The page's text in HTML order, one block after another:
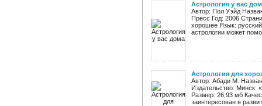
Астрология у вас
Автор: Пол Уэйд
Пресс Год: 2006
хорошее Язык:
астрологии может
Астрология для
Автор: Абади М.
Издательство: Минск:
Размер: 26,93 мб
заинтересован в